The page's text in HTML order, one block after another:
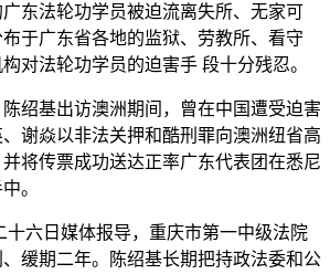
东法轮功学员被迫流离失所、无家可
于广东省各地的监狱、劳教所、看守
对法轮功学员的迫害手 段十分残忍。
绍基出访澳洲期间，曾在中国遭受迫害
谢焱以非法关押和酷刑罪向澳洲纽省高
将传票成功送达正率广东代表团在悉尼
。
十六日媒体报导，重庆市第一中级法院
缓期二年。陈绍基长期把持政法委和公